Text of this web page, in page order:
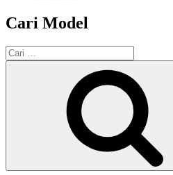
Cari Model
Pencarian
untuk: